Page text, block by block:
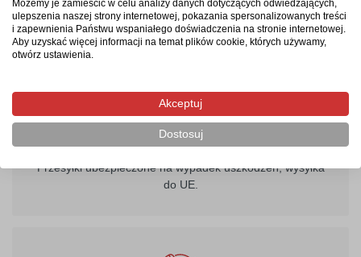
graficzne?
Szybka wysyłka
Przesyłki ubezpieczone na wypadek uszkodzeń, wysyłka
do UE.
Możemy je zamieścić w celu analizy danych dotyczących odwiedzających,
ulepszenia naszej strony internetowej, pokazania spersonalizowanych treści
i zapewnienia Państwu wspaniałego doświadczenia na stronie internetowej.
Aby uzyskać więcej informacji na temat plików cookie, których używamy,
otwórz ustawienia.
Akceptuj
Dostosuj